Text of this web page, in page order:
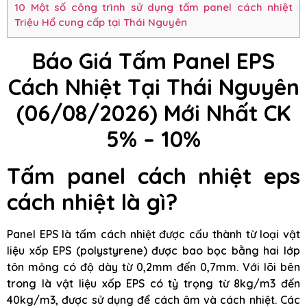
10 Một số công trình sử dụng tấm panel cách nhiệt
Triệu Hổ cung cấp tại Thái Nguyên
Báo Giá Tấm Panel EPS
Cách Nhiệt Tại Thái Nguyên
(06/08/2026) Mới Nhất CK
5% – 10%
Tấm panel cách nhiệt eps
cách nhiệt là gì?
Panel EPS là tấm cách nhiệt được cấu thành từ loại vật
liệu xốp EPS (polystyrene) được bao bọc bằng hai lớp
tôn mỏng có độ dày từ 0,2mm đến 0,7mm. Với lõi bên
trong là vật liệu xốp EPS có tỷ trọng từ 8kg/m3 đến
40kg/m3, được sử dụng để cách âm và cách nhiệt. Các